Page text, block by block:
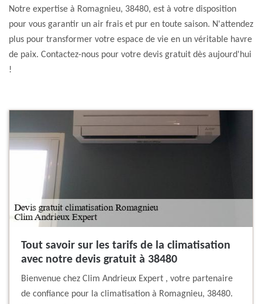
Notre expertise à Romagnieu, 38480, est à votre disposition
pour vous garantir un air frais et pur en toute saison. N'attendez
plus pour transformer votre espace de vie en un véritable havre
de paix. Contactez-nous pour votre devis gratuit dès aujourd'hui
!
Tout savoir sur les tarifs de la climatisation
avec notre devis gratuit à 38480
Bienvenue chez Clim Andrieux Expert , votre partenaire
de confiance pour la climatisation à Romagnieu, 38480.